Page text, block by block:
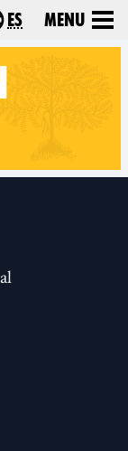
your
es Menu